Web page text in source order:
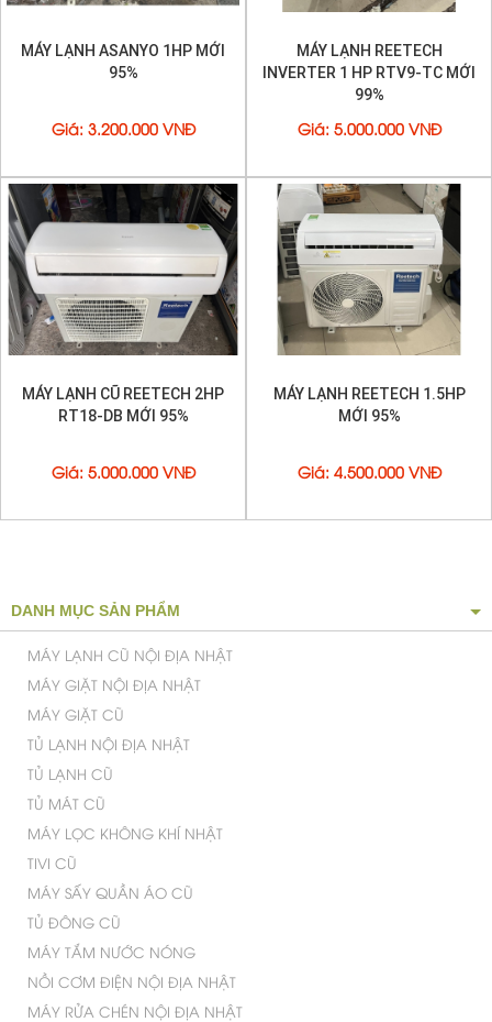
MÁY LẠNH ASANYO 1HP MỚI
95%
Giá: 3.200.000 VNĐ
MÁY LẠNH REETECH
INVERTER 1 HP RTV9-TC MỚI
99%
Giá: 5.000.000 VNĐ
MÁY LẠNH CŨ REETECH 2HP
RT18-DB MỚI 95%
Giá : 5.000.000 VNĐ
MÁY LẠNH REETECH 1.5HP
MỚI 95%
Giá : 4.500.000 VNĐ
DANH MỤC SẢN PHẨM
MÁY LẠNH CŨ NỘI ĐỊA NHẬT
MÁY GIẶT NỘI ĐỊA NHẬT
MÁY GIẶT CŨ
TỦ LẠNH NỘI ĐỊA NHẬT
TỦ LẠNH CŨ
TỦ MÁT CŨ
MÁY LỌC KHÔNG KHÍ NHẬT
TIVI CŨ
MÁY SẤY QUẦN ÁO CŨ
TỦ ĐÔNG CŨ
MÁY TẮM NƯỚC NÓNG
NỒI CƠM ĐIỆN NỘI ĐỊA NHẬT
MÁY RỬA CHÉN NỘI ĐỊA NHẬT